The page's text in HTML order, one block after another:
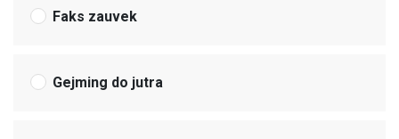
Faks zauvek
Gejming do jutra